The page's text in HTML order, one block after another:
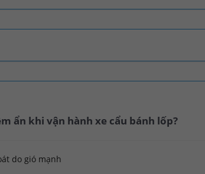
ẩn khi vận hành xe cẩu bánh lốp?
do gió mạnh